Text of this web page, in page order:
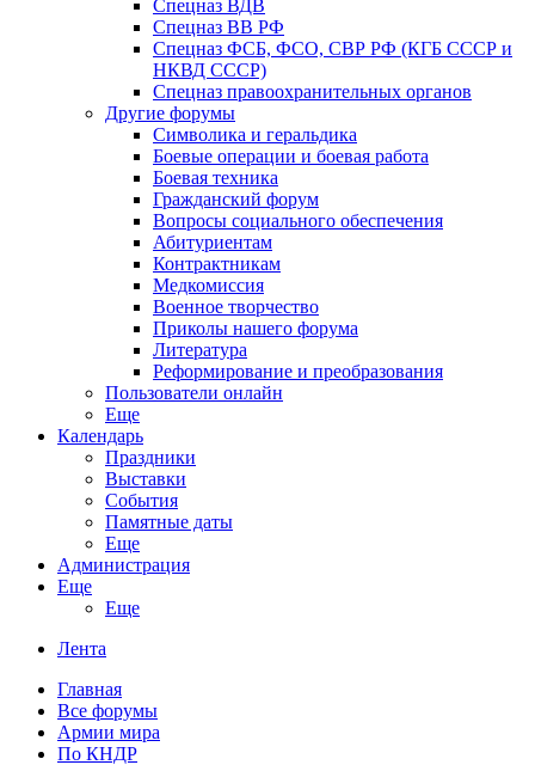
Спецназ ВДВ
Спецназ ВВ РФ
Спецназ ФСБ, ФСО, СВР РФ (КГБ СССР и
НКВД СССР)
Спецназ правоохранительных органов
Другие форумы
Символика и геральдика
Боевые операции и боевая работа
Боевая техника
Гражданский форум
Вопросы социального обеспечения
Абитуриентам
Контрактникам
Медкомиссия
Военное творчество
Приколы нашего форума
Литература
Реформирование и преобразования
Пользователи онлайн
Еще
Календарь
Праздники
Выставки
События
Памятные даты
Еще
Администрация
Еще
Еще
Лента
Главная
Все форумы
Армии мира
По КНДР